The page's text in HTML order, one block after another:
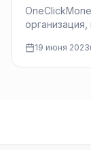
работать, но
19 июня 2023